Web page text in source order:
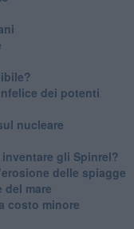
dei potenti
nucleare
gli Spinrel?
delle spiagge
mare
costo minore